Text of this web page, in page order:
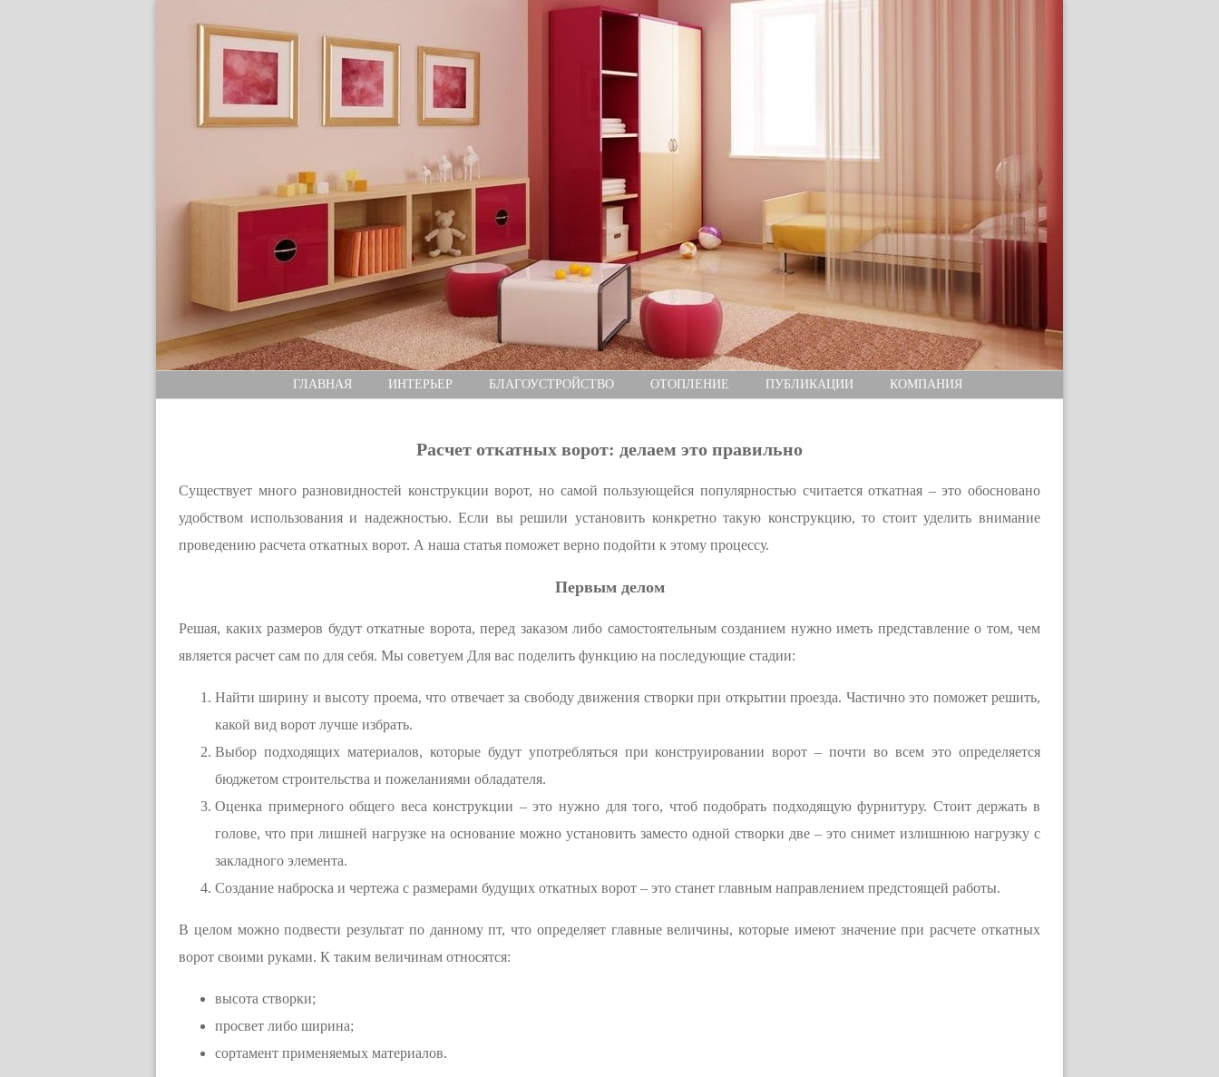
ГЛАВНАЯ ИНТЕРЬЕР БЛАГОУСТРОЙСТВО ОТОПЛЕНИЕ ПУБЛИКАЦИИ КОМПАНИЯ
Расчет откатных ворот: делаем это правильно
Существует много разновидностей конструкции ворот, но самой пользующейся популярностью считается откатная – это обосновано
удобством использования и надежностью. Если вы решили установить конкретно такую конструкцию, то стоит уделить внимание
проведению расчета откатных ворот. А наша статья поможет верно подойти к этому процессу.
Первым делом
Решая, каких размеров будут откатные ворота, перед заказом либо самостоятельным созданием нужно иметь представление о том, чем
является расчет сам по для себя. Мы советуем Для вас поделить функцию на последующие стадии:
Найти ширину и высоту проема, что отвечает за свободу движения створки при открытии проезда. Частично это поможет решить,
какой вид ворот лучше избрать.
Выбор подходящих материалов, которые будут употребляться при конструировании ворот – почти во всем это определяется
бюджетом строительства и пожеланиями обладателя.
Оценка примерного общего веса конструкции – это нужно для того, чтоб подобрать подходящую фурнитуру. Стоит держать в
голове, что при лишней нагрузке на основание можно установить заместо одной створки две – это снимет излишнюю нагрузку с
закладного элемента.
Создание наброска и чертежа с размерами будущих откатных ворот – это станет главным направлением предстоящей работы.
В целом можно подвести результат по данному пт, что определяет главные величины, которые имеют значение при расчете откатных
ворот своими руками. К таким величинам относятся:
высота створки;
просвет либо ширина;
сортамент применяемых материалов.